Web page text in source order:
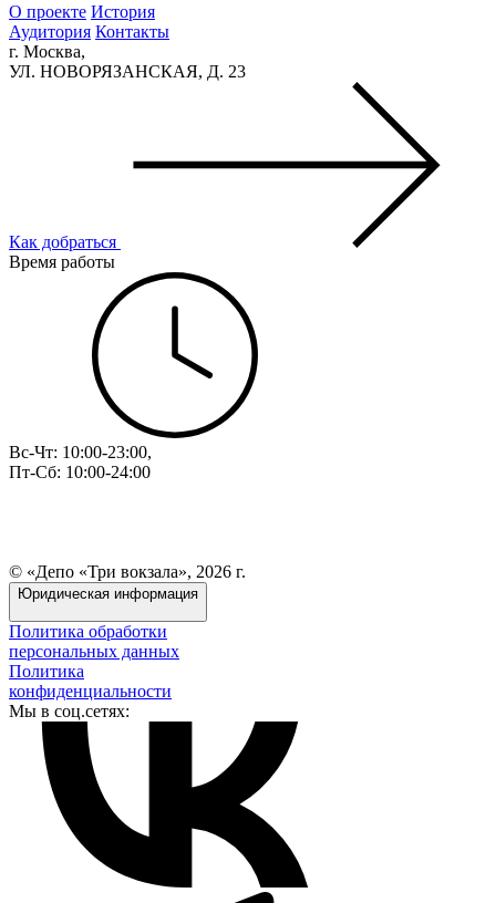
О проекте История
Аудитория Контакты
г. Москва,
УЛ. НОВОРЯЗАНСКАЯ, Д. 23
Как добраться
Время работы
Вс-Чт: 10:00-23:00,
Пт-Сб: 10:00-24:00
© «Депо «Три вокзала», 2026 г.
Юридическая информация
Политика обработки
персональных данных
Политика
конфиденциальности
Мы в соц.сетях: